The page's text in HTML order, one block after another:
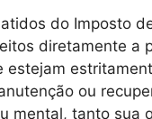
do Imposto
diretamente a
estejam
ou
mental, tanto sua